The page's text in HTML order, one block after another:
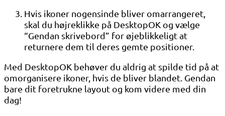
Hvis ikoner nogensinde bliver omarrangeret,
skal du højreklikke på DesktopOK og vælge
“Gendan skrivebord” for øjeblikkeligt at
returnere dem til deres gemte positioner.
Med DesktopOK behøver du aldrig at spilde tid på at
omorganisere ikoner, hvis de bliver blandet. Gendan
bare dit foretrukne layout og kom videre med din
dag!